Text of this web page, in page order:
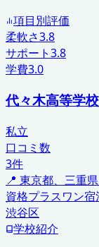
項目別評価
柔軟さ3.8
サポート3.8
学費3.0
代々木高等学校
私立
口コミ数
3件
📍 東京都、三重
資格プラスワン宿
渋谷区
学校紹介